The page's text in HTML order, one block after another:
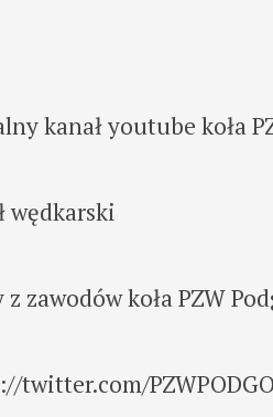
kanał youtube koła
wędkarski
zawodów koła PZW
twitter.com/